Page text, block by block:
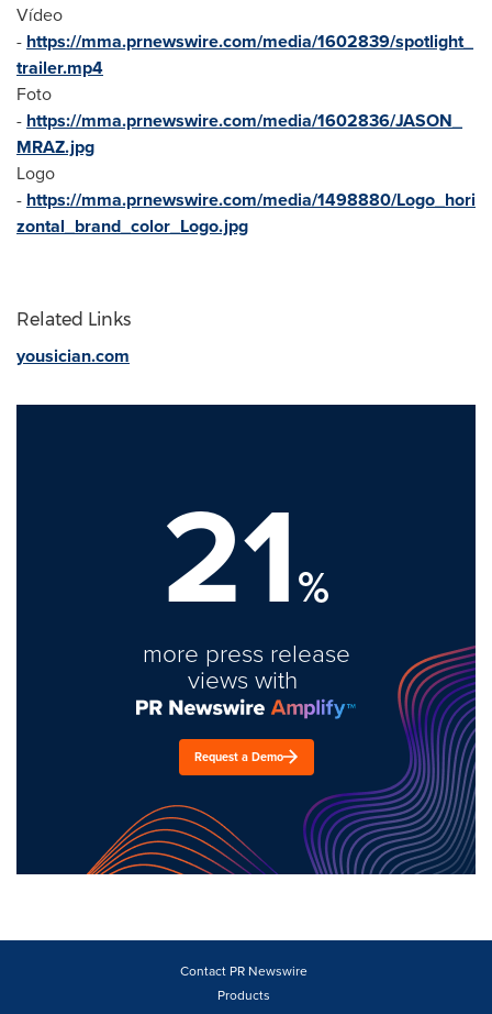
Vídeo
- https://mma.prnewswire.com/media/1602839/spotlight_
trailer.mp4
Foto
- https://mma.prnewswire.com/media/1602836/JASON_
MRAZ.jpg
Logo
- https://mma.prnewswire.com/media/1498880/Logo_hori
zontal_brand_color_Logo.jpg
Related Links
yousician.com
21%
more press release
views with
Request a Demo
Contact PR Newswire
Products